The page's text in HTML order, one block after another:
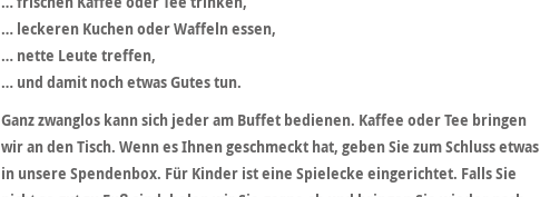
… leckeren Kuchen oder Waffeln essen,
… nette Leute treffen,
… und damit noch etwas Gutes tun.
Ganz zwanglos kann sich jeder am Buffet bedienen. Kaffee oder Tee bringen
wir an den Tisch. Wenn es Ihnen geschmeckt hat, geben Sie zum Schluss etwas
in unsere Spendenbox. Für Kinder ist eine Spielecke eingerichtet. Falls Sie